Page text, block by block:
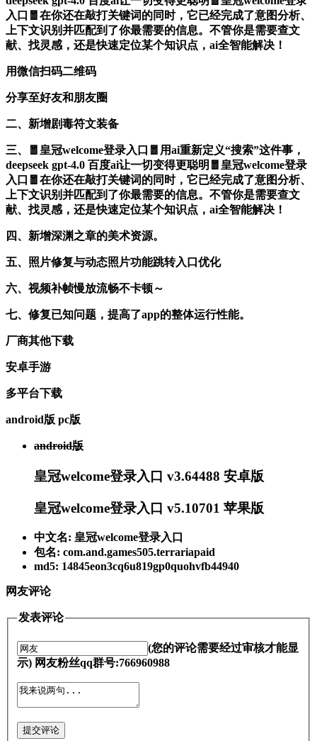
入口🧧在你还在敲打关键词的同时，它已经完成了意图分析、
上下文识别并匹配到了你最需要的信息。不管你是需要查文
献、找灵感，还是快速定位某个知识点，ai全智能解决！
用微信扫码二维码
分享至好友和朋友圈
二、新增剧毒符文装备
三、🧧皇冠welcome登录入口🧧用ai重新定义“搜索”这件事，
deepseek gpt-4.0 百度ai让一切变得更聪明🧧皇冠welcome登录
入口🧧在你还在敲打关键词的同时，它已经完成了意图分析、
上下文识别并匹配到了你最需要的信息。不管你是需要查文
献、找灵感，还是快速定位某个知识点，ai全智能解决！
四、新增深渊之章的美术资源。
五、照片修复与动态照片功能跳转入口优化
六、视频补帧慢放流畅不卡顿～
七、修复已知问题，提高了app的整体运行性能。
厂商其他下载
安卓手游
多平台下载
android版 pc版
android版
皇冠welcome登录入口 v3.64488 安卓版
皇冠welcome登录入口 v5.10701 苹果版
中文名: 皇冠welcome登录入口
包名: com.and.games505.terrariapaid
md5: 14845eon3cq6u819gp0quohvfb44940
网友评论
发表评论
(您的评论需要经过审核才能显
示) 网友粉丝qq群号:766960988
提交评论